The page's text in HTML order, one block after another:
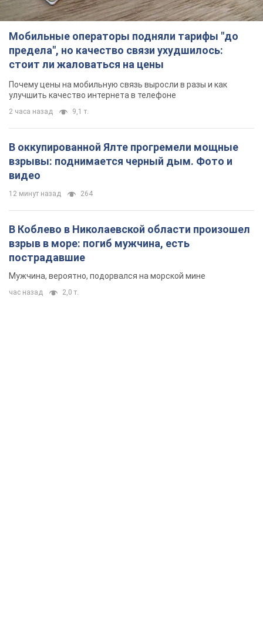
В оккупированной Ялте прогремели мощные
взрывы: поднимается черный дым. Фото и
видео
В Коблево в Николаевской области произошел
взрыв в море: погиб мужчина, есть
пострадавшие
Мужчина, вероятно, подорвался на морской мине
час назад